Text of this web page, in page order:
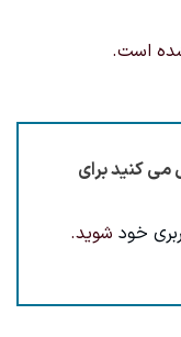
است.
می کنید برای
خود شوید.